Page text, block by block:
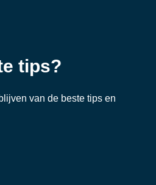
tips?
van de beste tips en